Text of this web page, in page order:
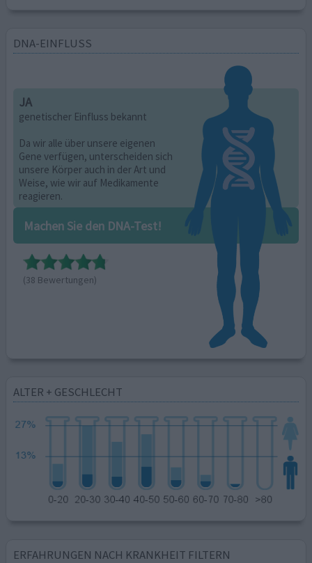
DNA-EINFLUSS
JA
genetischer Einfluss bekannt
Da wir alle über unsere eigenen
Gene verfügen, unterscheiden sich
unsere Körper auch in der Art und
Weise, wie wir auf Medikamente
reagieren.
Machen Sie den DNA-Test!
(38 Bewertungen)
ALTER + GESCHLECHT
ERFAHRUNGEN NACH KRANKHEIT FILTERN